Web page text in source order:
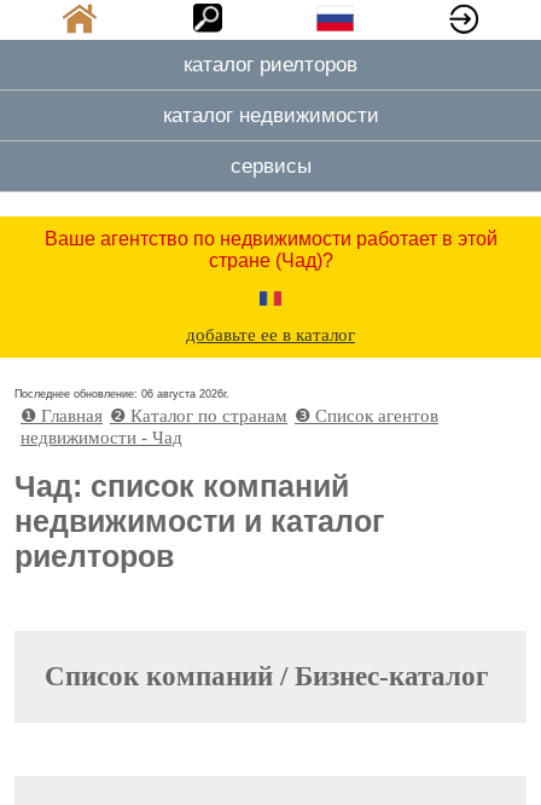
каталог риелторов
каталог недвижимости
сервисы
Ваше агентство по недвижимости работает в этой
стране (Чад)?
добавьте ее в каталог
Последнее обновление: 06 августа 2026г.
❶ Главная ❷ Каталог по странам ❸ Cписок агентов
недвижимости - Чад
Чад: список компаний
недвижимости и каталог
риелторов
Cписок компаний / Бизнес-каталог